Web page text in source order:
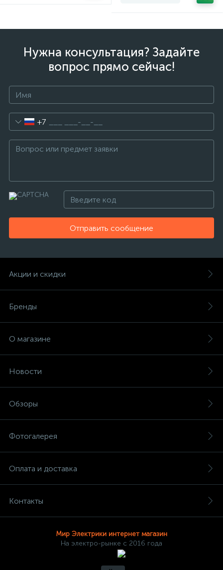
Нужна консультация? Задайте
вопрос прямо сейчас!
+7
Отправить сообщение
Акции и скидки
Бренды
О магазине
Новости
Обзоры
Фотогалерея
Оплата и доставка
Контакты
Мир Электрики интернет магазин
На электро-рынке с 2016 года